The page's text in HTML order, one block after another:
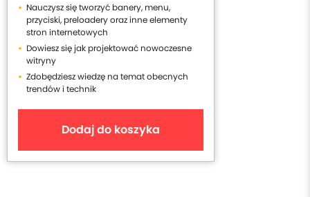
Nauczysz się tworzyć banery, menu,
przyciski, preloadery oraz inne elementy
stron internetowych
Dowiesz się jak projektować nowoczesne
witryny
Zdobędziesz wiedzę na temat obecnych
trendów i technik
Dodaj do koszyka